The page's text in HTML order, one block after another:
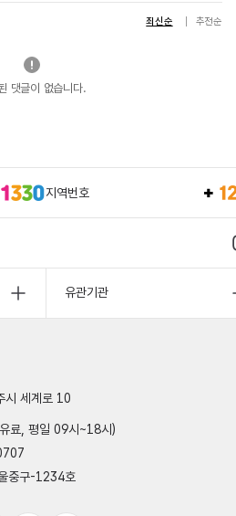
최신순 추천순
댓글이 없습니다.
지역번호
유관기관
시 세계로 10
, 평일 09시~18시)
중구-1234호